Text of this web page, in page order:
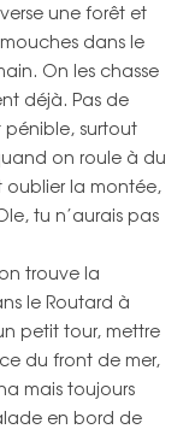
une forêt et
dans le
On les chasse
déjà. Pas de
pénible, surtout
on roule à du
oublier la montée,
tu n’aurais pas
trouve la
le Routard à
petit tour, mettre
du front de mer,
mais toujours
en bord de